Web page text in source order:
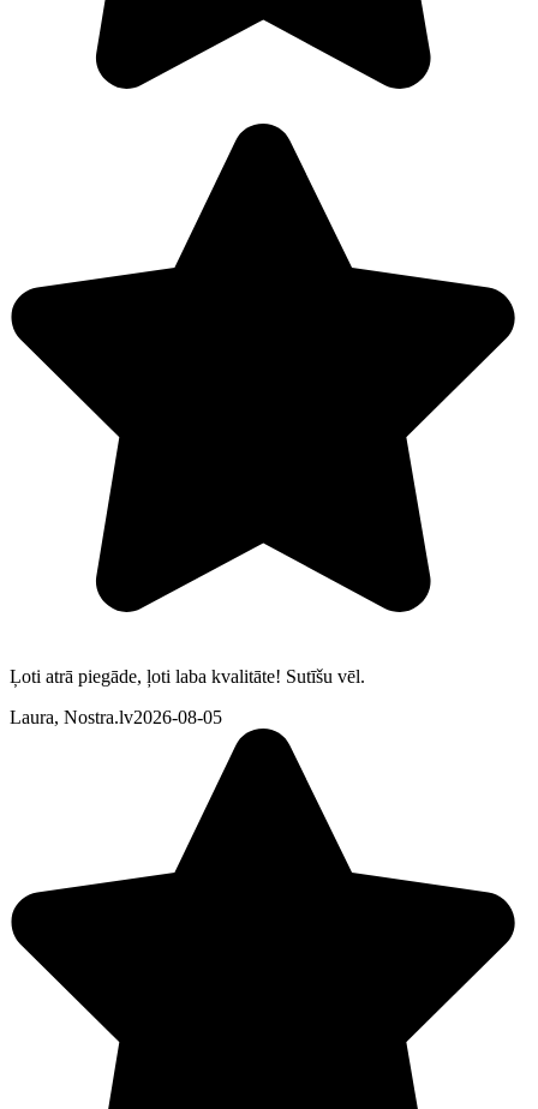
Ļoti atrā piegāde, ļoti laba kvalitāte! Sutīšu vēl.
Laura, Nostra.lv2026-08-05